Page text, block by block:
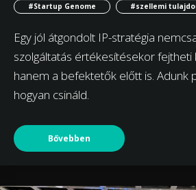
#Startup Genome
#szellemi
Egy jól átgondolt IP-stratégia
szolgáltatás értékesítésekor fejtheti
hanem a befektetők előtt is. Adunk
hogyan csináld.
Bővebben